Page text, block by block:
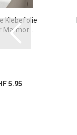
Klebefolie
5.95